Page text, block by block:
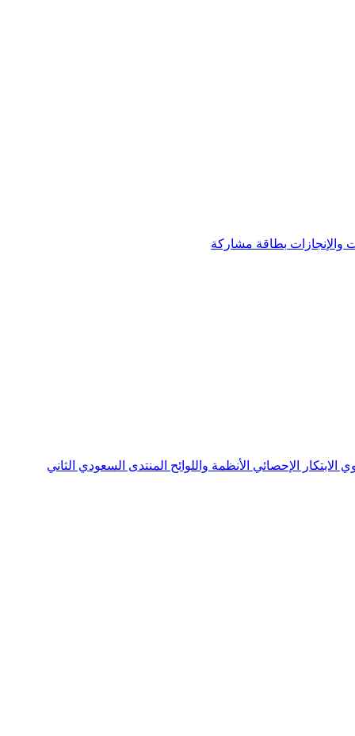
والإنجازات بطاقة مشاركة
الابتكار الإحصائي الأنظمة واللوائح المنتدى السعودي الثاني